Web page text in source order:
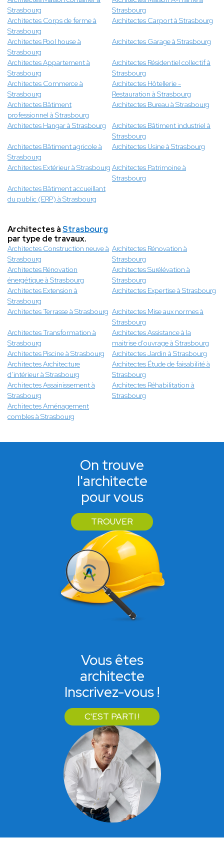
Strasbourg
Strasbourg
Architectes Corps de ferme à
Strasbourg
Architectes Carport à Strasbourg
Architectes Pool house à
Strasbourg
Architectes Garage à Strasbourg
Architectes Appartement à
Strasbourg
Architectes Résidentiel collectif à
Strasbourg
Architectes Commerce à
Strasbourg
Architectes Hôtellerie -
Restauration à Strasbourg
Architectes Bâtiment
professionnel à Strasbourg
Architectes Bureau à Strasbourg
Architectes Hangar à Strasbourg
Architectes Bâtiment industriel à
Strasbourg
Architectes Bâtiment agricole à
Strasbourg
Architectes Usine à Strasbourg
Architectes Extérieur à Strasbourg Architectes Patrimoine à
Strasbourg
Architectes Bâtiment accueillant
du public (ERP) à Strasbourg
Architectes àStrasbourg
par type de travaux.
Architectes Construction neuve à
Strasbourg
Architectes Rénovation à
Strasbourg
Architectes Rénovation
énergétique à Strasbourg
Architectes Surélévation à
Strasbourg
Architectes Extension à
Strasbourg
Architectes Expertise à Strasbourg
Architectes Terrasse à Strasbourg Architectes Mise aux normes à
Strasbourg
Architectes Transformation à
Strasbourg
Architectes Assistance à la
maitrise d'ouvrage à Strasbourg
Architectes Piscine à Strasbourg
Architectes Jardin à Strasbourg
Architectes Architecture
d’intérieur à Strasbourg
Architectes Étude de faisabilité à
Strasbourg
Architectes Assainissement à
Strasbourg
Architectes Réhabilitation à
Strasbourg
Architectes Aménagement
combles à Strasbourg
On trouve
l'architecte
pour vous
TROUVER
Vous êtes
architecte
Inscrivez-vous !
C'EST PARTI !